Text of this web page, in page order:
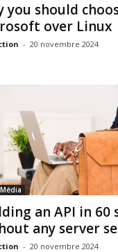
you should
over Linux
- 20 novembre 2024
an API in 60
any server
- 20 novembre 2024